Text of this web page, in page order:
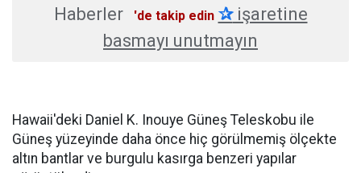
Haberler
'de takip edin ✰işaretine
basmayı unutmayın
Hawaii'deki Daniel K. Inouye Güneş Teleskobu ile
Güneş yüzeyinde daha önce hiç görülmemiş ölçekte
altın bantlar ve burgulu kasırga benzeri yapılar